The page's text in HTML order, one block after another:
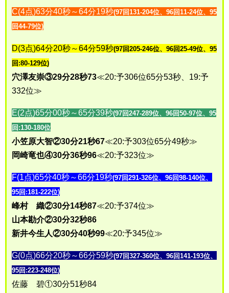
C(4点)63分40秒～64分19秒(97回131-204位、96回11-24位、95
回44-79位)
D(3点)64分20秒～64分59秒(97回205-246位、96回25-49位、95
回:80-129位)
穴澤友崇③29分28秒73≪20:予306位65分53秒、19:予
332位≫
E(2点)65分00秒～65分39秒(97回247-289位、96回50-97位、95
回:130-180位
小笠原大智②30分21秒67≪20:予303位65分49秒≫
岡崎竜也④30分36秒96≪20:予323位≫
F(1点)65分40秒～66分19秒(97回291-326位、96回98-140位、
95回:181-222位)
峰村 織②30分14秒87≪20:予374位≫
山本勘介②30分32秒86
新井今生人②30分40秒99≪20:予345位≫
G(0点)66分20秒～66分59秒(97回327-360位、96回141-193位、
95回:223-248位)
佐藤 碧①30分51秒84